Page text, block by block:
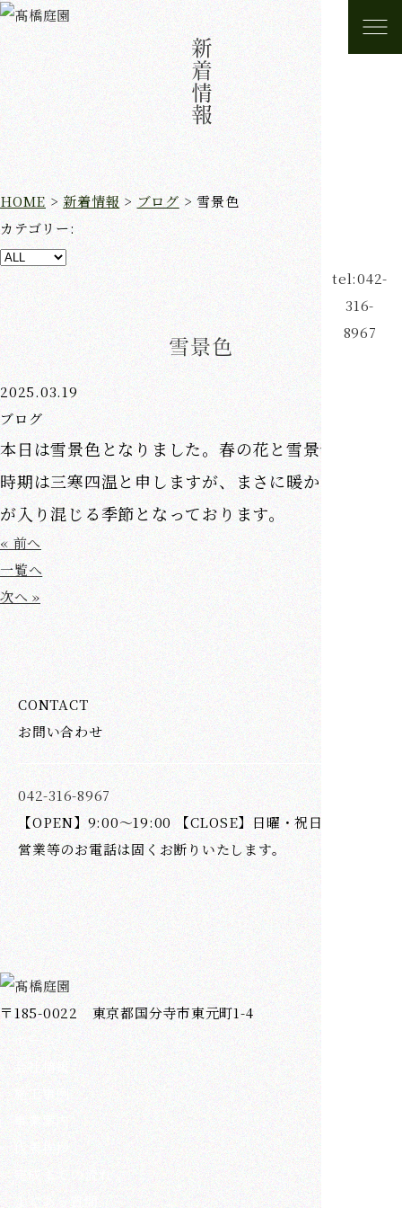
tel:042-
316-
8967
新着情報
HOME>新着情報 > ブログ> 雪景色
カテゴリー:
雪景色
2025.03.19
ブログ
本日は雪景色となりました。春の花と雪景色、この
時期は三寒四温と申しますが、まさに暖かさと寒さ
が入り混じる季節となっております。
« 前へ
一覧へ
次へ »
CONTACT
お問い合わせ
042-316-8967
【OPEN】9:00～19:00 【CLOSE】日曜・祝日
営業等のお電話は固くお断りいたします。
〒185-0022 東京都国分寺市東元町1-4
ホーム
会社情報
施工事例
事業案内
代表挨拶
完成までの流れ
よくある質問